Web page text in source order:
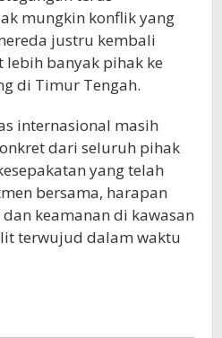
mungkin konflik yang
justru kembali
lebih banyak pihak ke
di Timur Tengah.
internasional masih
dari seluruh pihak
yang telah
bersama, harapan
keamanan di kawasan
terwujud dalam waktu